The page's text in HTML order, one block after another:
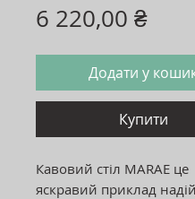
6 220,00 ₴Ціна
Додати у
Купити
Кавовий стіл MARAE це
яскравий приклад